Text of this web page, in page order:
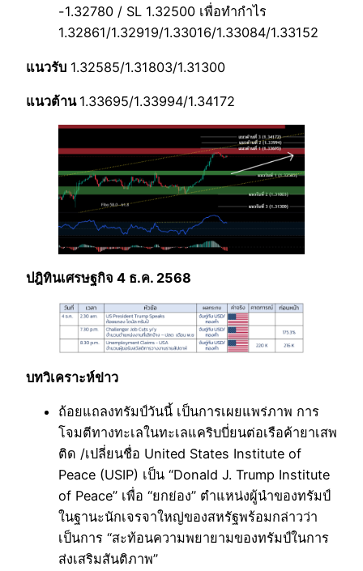
-1.32780 / SL 1.32500 เพื่อทำกำไร
1.32861/1.32919/1.33016/1.33084/1.33152
แนวรับ 1.32585/1.31803/1.31300
แนวต้าน 1.33695/1.33994/1.34172
ปฎิทินเศรษฐกิจ 4 ธ.ค. 2568
บทวิเคราะห์ข่าว
ถ้อยแถลงทรัมป์วันนี้ เป็นการเผยแพร่ภาพ การ
โจมตีทางทะเลในทะเลแคริบบี่ยนต่อเรือค้ายาเสพ
ติด /เปลี่ยนชื่อ United States Institute of
Peace (USIP) เป็น “Donald J. Trump Institute
of Peace” เพื่อ “ยกย่อง” ตำแหน่งผู้นำของทรัมป์
ในฐานะนักเจรจาใหญ่ของสหรัฐพร้อมกล่าวว่า
เป็นการ “สะท้อนความพยายามของทรัมป์ในการ
ส่งเสริมสันติภาพ”